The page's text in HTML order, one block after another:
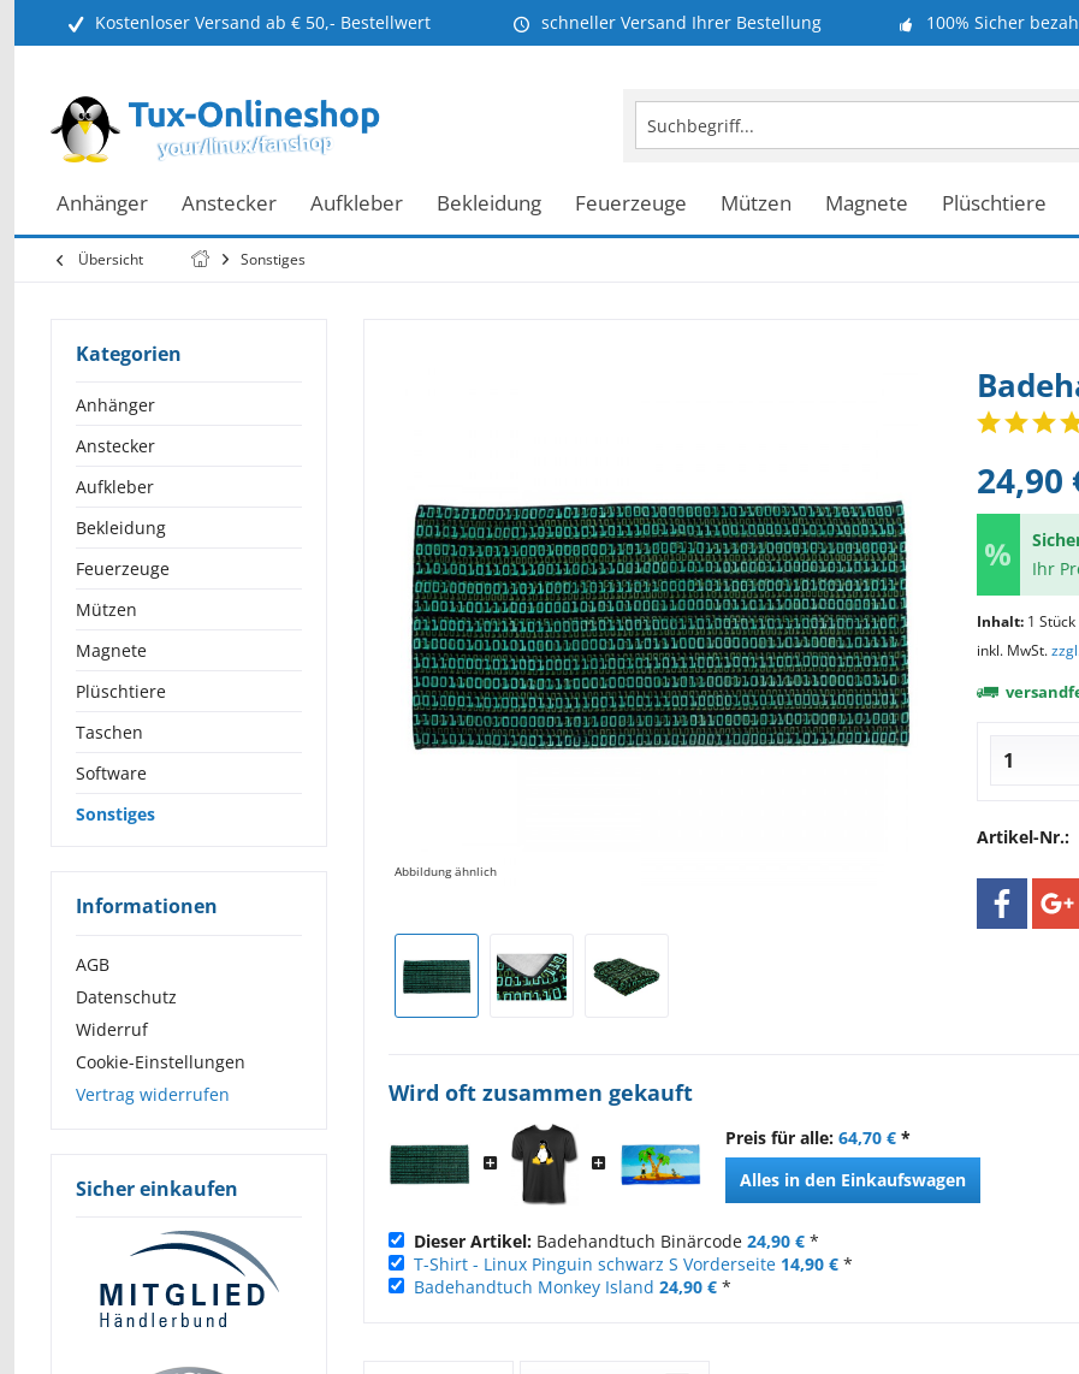
Kostenloser Versand ab € 50,- Bestellwert schneller Versand Ihrer Bestellung 100% Sicher
Anhänger Anstecker Aufkleber Bekleidung Feuerzeuge Mützen Magnete Plüschtiere
Übersicht Sonstiges
Kategorien
Anhänger
Anstecker
Aufkleber
Bekleidung
Feuerzeuge
Mützen
Magnete
Plüschtiere
Taschen
Software
Sonstiges
Informationen
AGB
Datenschutz
Widerruf
Cookie-Einstellungen
Vertrag widerrufen
Sicher einkaufen
Abbildung ähnlich
24,90
Ihr
Inhalt: 1 Stück
inkl. MwSt.
Artikel-Nr.:
Wird oft zusammen gekauft
Preis für alle:64,70 € *
Alles in den Einkaufswagen
Dieser Artikel: Badehandtuch Binärcode 24,90 € *
T-Shirt - Linux Pinguin schwarz S Vorderseite 14,90 € *
Badehandtuch Monkey Island 24,90 € *